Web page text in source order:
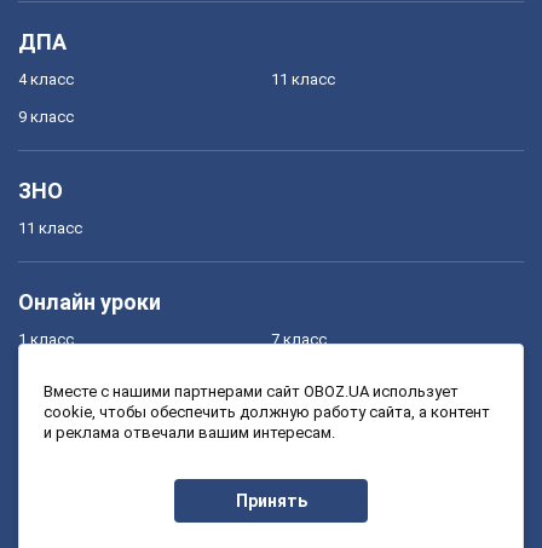
ДПА
4 класс
9 класс
11 класс
ЗНО
11 класс
Онлайн уроки
1 класс
3 класс
7 класс
9 класс
Вместе с нашими партнерами сайт OBOZ.UA использует
cookie, чтобы обеспечить должную работу сайта, а контент
и реклама отвечали вашим интересам.
Принять